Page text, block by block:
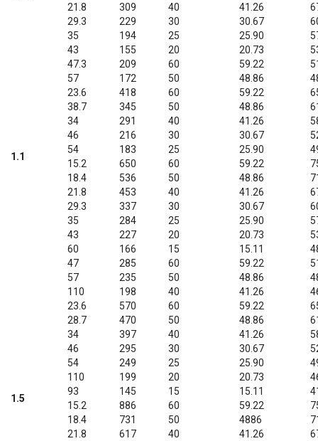
21.8
29.3
35
43
309
229
194
155
40
30
25
20
41.26
30.67
25.90
20.73
1.1
47.3
57
209
172
60
50
59.22
48.86
23.6
38.7
34
46
54
418
345
291
216
183
60
50
40
30
25
59.22
48.86
41.26
30.67
25.90
15.2
18.4
21.8
29.3
35
43
60
650
536
453
337
284
227
166
60
50
40
30
25
20
15
59.22
48.86
41.26
30.67
25.90
20.73
15.11
1.5
47
57
110
285
235
198
60
50
40
59.22
48.86
41.26
23.6
28.7
34
46
54
110
93
570
470
397
295
249
199
145
60
50
40
30
25
20
15
59.22
48.86
41.26
30.67
25.90
20.73
15.11
15.2
18.4
21.8
886
731
617
60
50
40
59.22
4886
41.26